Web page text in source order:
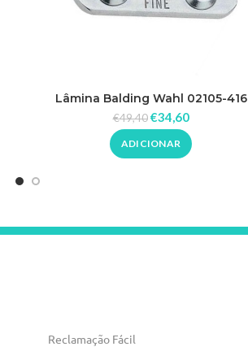
Lâmina Balding Wahl 02105-416
€49,40 €34,60
ADICIONAR
Reclamação Fácil